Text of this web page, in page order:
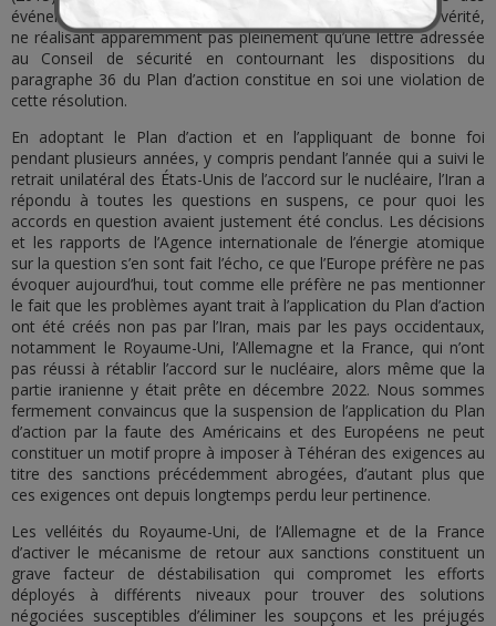
événements, les Européens une fois de plus outragent la vérité,
ne réalisant apparemment pas pleinement qu’une lettre adressée
au Conseil de sécurité en contournant les dispositions du
paragraphe 36 du Plan d’action constitue en soi une violation de
cette résolution.
En adoptant le Plan d’action et en l’appliquant de bonne foi
pendant plusieurs années, y compris pendant l’année qui a suivi le
retrait unilatéral des États-Unis de l’accord sur le nucléaire, l’Iran a
répondu à toutes les questions en suspens, ce pour quoi les
accords en question avaient justement été conclus. Les décisions
et les rapports de l’Agence internationale de l’énergie atomique
sur la question s’en sont fait l’écho, ce que l’Europe préfère ne pas
évoquer aujourd’hui, tout comme elle préfère ne pas mentionner
le fait que les problèmes ayant trait à l’application du Plan d’action
ont été créés non pas par l’Iran, mais par les pays occidentaux,
notamment le Royaume-Uni, l’Allemagne et la France, qui n’ont
pas réussi à rétablir l’accord sur le nucléaire, alors même que la
partie iranienne y était prête en décembre 2022. Nous sommes
fermement convaincus que la suspension de l’application du Plan
d’action par la faute des Américains et des Européens ne peut
constituer un motif propre à imposer à Téhéran des exigences au
titre des sanctions précédemment abrogées, d’autant plus que
ces exigences ont depuis longtemps perdu leur pertinence.
Les velléités du Royaume-Uni, de l’Allemagne et de la France
d’activer le mécanisme de retour aux sanctions constituent un
grave facteur de déstabilisation qui compromet les efforts
déployés à différents niveaux pour trouver des solutions
négociées susceptibles d’éliminer les soupçons et les préjugés